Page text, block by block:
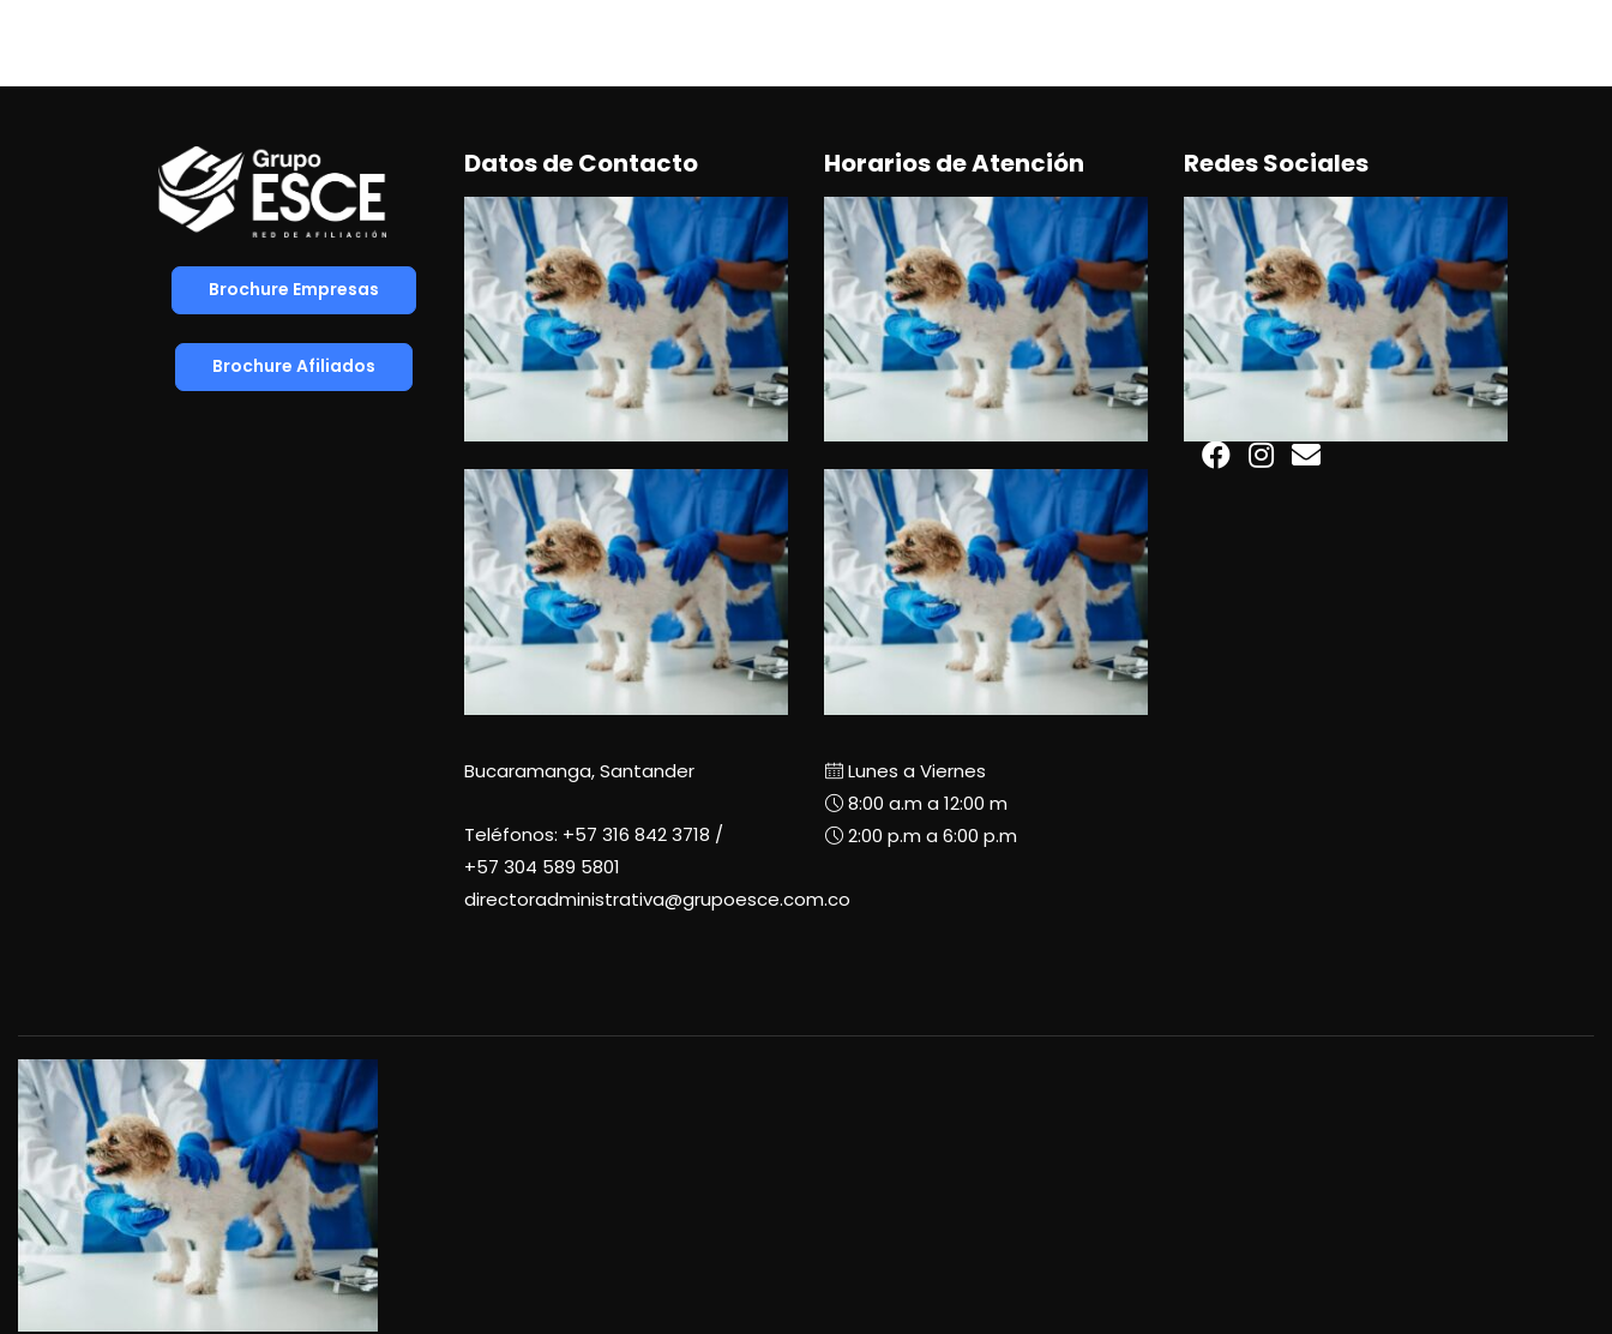
Brochure Empresas
Brochure Afiliados
Datos de Contacto
Bucaramanga, Santander
Teléfonos: +57 316 842 3718 /
+57 304 589 5801
directoradministrativa@grupoesce.com.co
Horarios de Atención
Lunes a Viernes
8:00 a.m a 12:00 m
2:00 p.m a 6:00 p.m
Redes Sociales